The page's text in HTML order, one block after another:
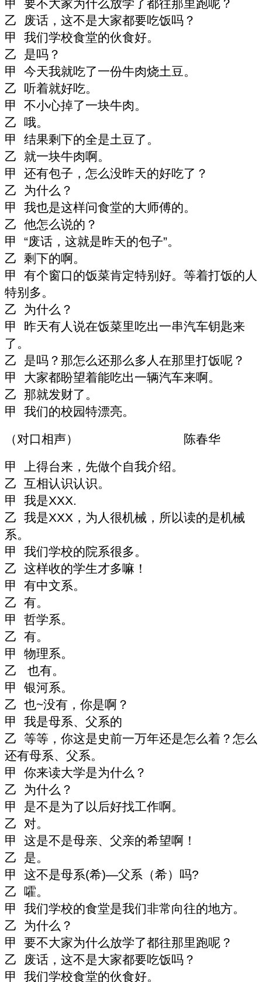
甲 要不大家为什么放学了都往那里跑呢？
乙 废话，这不是大家都要吃饭吗？
甲 我们学校食堂的伙食好。
乙 是吗？
甲 今天我就吃了一份牛肉烧土豆。
乙 听着就好吃。
甲 不小心掉了一块牛肉。
乙 哦。
甲 结果剩下的全是土豆了。
乙 就一块牛肉啊。
甲 还有包子，怎么没昨天的好吃了？
乙 为什么？
甲 我也是这样问食堂的大师傅的。
乙 他怎么说的？
甲 “废话，这就是昨天的包子”。
乙 剩下的啊。
甲 有个窗口的饭菜肯定特别好。等着打饭的人
特别多。
乙 为什么？
甲 昨天有人说在饭菜里吃出一串汽车钥匙来
了。
乙 是吗？那怎么还那么多人在那里打饭呢？
甲 大家都盼望着能吃出一辆汽车来啊。
乙 那就发财了。
甲 我们的校园特漂亮。
（对口相声） 陈春华
甲 上得台来，先做个自我介绍。
乙 互相认识认识。
甲 我是XXX.
乙 我是XXX ，为人很机械，所以读的是机械
系。
甲 我们学校的院系很多。
乙 这样收的学生才多嘛！
甲 有中文系。
乙 有。
甲 哲学系。
乙 有。
甲 物理系。
乙 也有。
甲 银河系。
乙 也~没有，你是啊？
甲 我是母系、父系的
乙 等等，你这是史前一万年还是怎么着？怎么
还有母系、父系。
甲 你来读大学是为什么？
乙 为什么？
甲 是不是为了以后好找工作啊。
乙 对。
甲 这是不是母亲、父亲的希望啊！
乙 是。
甲 这不是母系(希)—父系（希）吗?
乙 嚯。
甲 我们学校的食堂是我们非常向往的地方。
乙 为什么？
甲 要不大家为什么放学了都往那里跑呢？
乙 废话，这不是大家都要吃饭吗？
甲 我们学校食堂的伙食好。